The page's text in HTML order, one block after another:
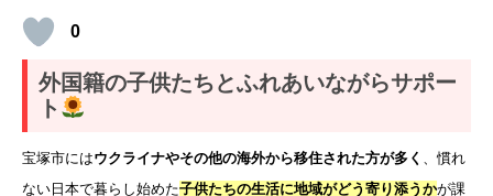
0
外国籍の子供たちとふれあいながらサポー
ト
宝塚市にはウクライナやその他の海外から移住された方が多く
、慣れ
ない日本で暮らし始めた子供たちの生活に地域がどう寄り添うかが課